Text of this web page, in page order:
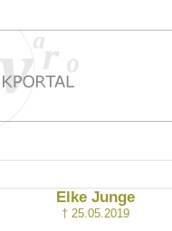
Elke Junge
† 25.05.2019